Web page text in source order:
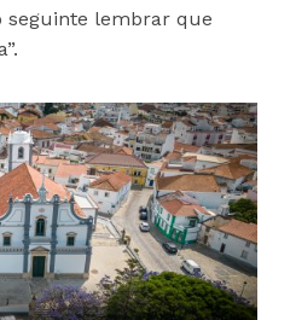
seguinte lembrar que